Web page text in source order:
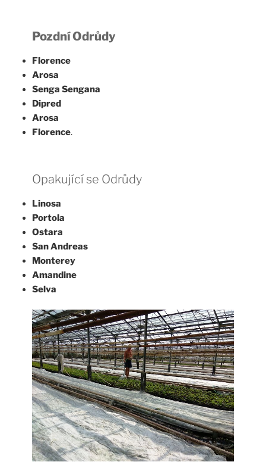
Pozdní Odrůdy
Florence
Arosa
Senga Sengana
Dipred
Arosa
Florence.
Opakující se Odrůdy
Linosa
Portola
Ostara
San Andreas
Monterey
Amandine
Selva